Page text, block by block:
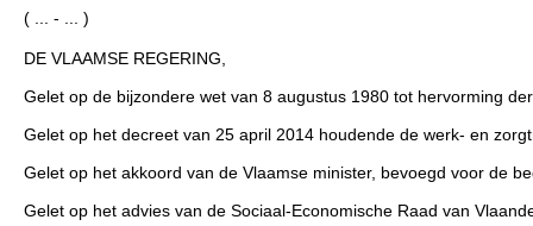
( ... - ... )
DE VLAAMSE REGERING,
Gelet op de bijzondere wet van 8 augustus 1980 tot hervorming
Gelet op het decreet van 25 april 2014 houdende de werk- en
Gelet op het akkoord van de Vlaamse minister, bevoegd voor de
Gelet op het advies van de Sociaal-Economische Raad van